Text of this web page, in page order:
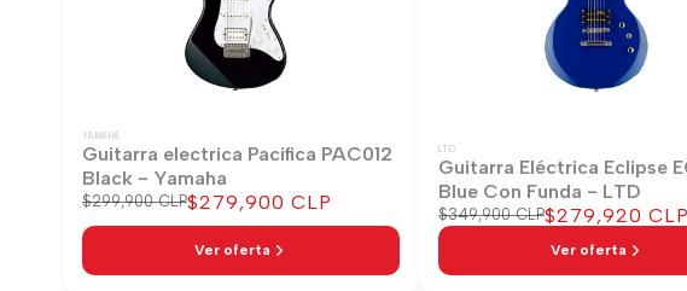
YAMAHA
Guitarra electrica Pacifica PAC012
Black - Yamaha
Precio
$299,900 CLPPrecio
de
venta
$279,900 CLP
Ver oferta
LTD
Guitarra Eléctrica Eclipse
Blue Con Funda - LTD
Precio
regular
$349,900 CLPPrecio
venta
$279,920 CLP
Ver oferta